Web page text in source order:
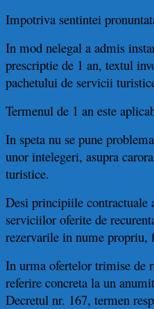
Impotriva sentintei
In mod nelegal a admis
prescriptie de 1 an, textul
pachetului de servicii
Termenul de 1 an este
In speta nu se pune
unor intelegeri, asupra
turistice.
Desi principiile contractuale
serviciilor oferite de
rezervarile in nume propriu,
In urma ofertelor trimise de
referire concreta la un
Decretul nr. 167, termen